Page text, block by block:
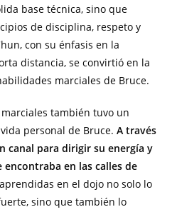
base técnica, sino que
de disciplina, respeto y
con su énfasis en la
distancia, se convirtió en la
marciales de Bruce.
también tuvo un
personal de Bruce. A través
canal para dirigir su energía y
en las calles de
en el dojo no solo lo
sino que también lo